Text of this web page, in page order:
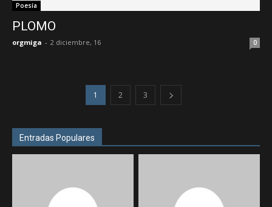
Poesía
PLOMO
orgmiga - 2 diciembre, 16 0
1 2 3
Entradas Populares